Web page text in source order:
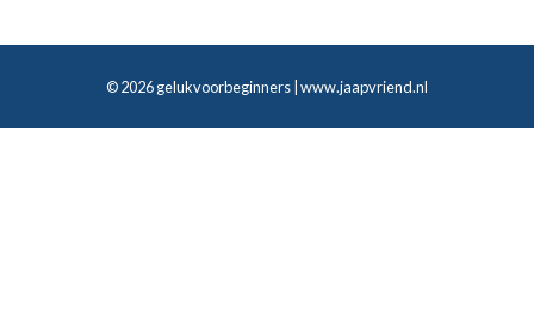
© 2026 gelukvoorbeginners |www.jaapvriend.nl